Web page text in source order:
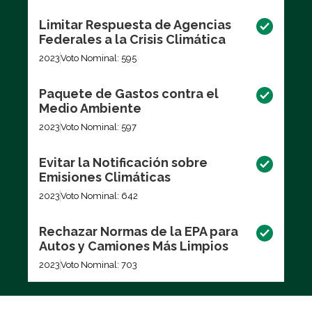
Limitar Respuesta de Agencias
Federales a la Crisis Climática
2023Voto Nominal: 595
Paquete de Gastos contra el
Medio Ambiente
2023Voto Nominal: 597
Evitar la Notificación sobre
Emisiones Climáticas
2023Voto Nominal: 642
Rechazar Normas de la EPA para
Autos y Camiones Más Limpios
2023Voto Nominal: 703